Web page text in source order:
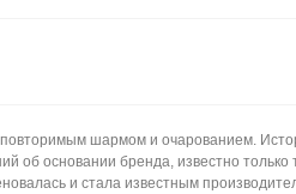
шармом и очарованием.
об основании бренда, известно
и стала известным